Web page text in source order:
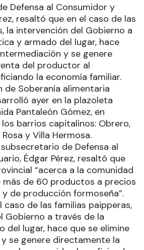
Defensa al Consumidor y
resaltó que en el caso de las
la intervención del Gobierno a
y armado del lugar, hace
y se genere
del productor al
la economía familiar.
de Soberanía alimentaria
ayer en la plazoleta
Pantaleón Gómez, en
barrios capitalinos: Obrero,
y Villa Hermosa.
de Defensa al
Édgar Pérez, resaltó que
“acerca a la comunidad
más de 60 productos a precios
de producción formoseña”.
caso de las familias paipperas,
Gobierno a través de la
del lugar, hace que se elimine
se genere directamente la